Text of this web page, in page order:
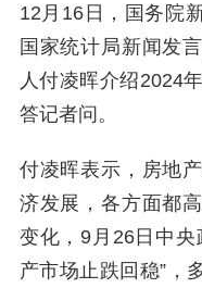
12月16日，国务院
国家统计局新闻发
人付凌晖介绍2024
答记者问。
付凌晖表示，房地
济发展，各方面都
变化，9月26日中央
产市场止跌回稳”，